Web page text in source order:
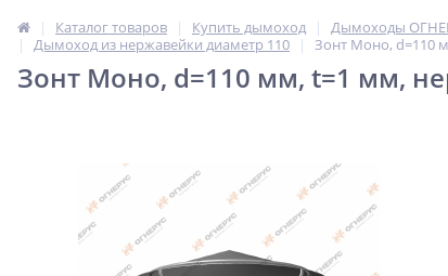
Каталог товаров Купить дымоход Дымоходы
Дымоход из нержавейки диаметр 110
Зонт Моно, d=110
Зонт Моно, d=110 мм, t=1 мм,